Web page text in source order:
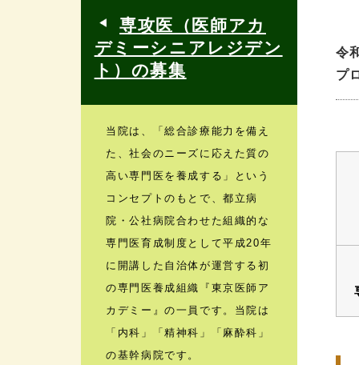
令
プ
専攻医（医師アカ
デミーシニアレジデン
ト）の募集
当院は、「総合診療能力を備え
た、社会のニーズに応えた質の
高い専門医を養成する」という
コンセプトのもとで、都立病
院・公社病院合わせた組織的な
専門医育成制度として平成20年
に開講した自治体が運営する初
の専門医養成組織『東京医師ア
カデミー』の一員です。当院は
「内科」「精神科」「麻酔科」
の基幹病院です。